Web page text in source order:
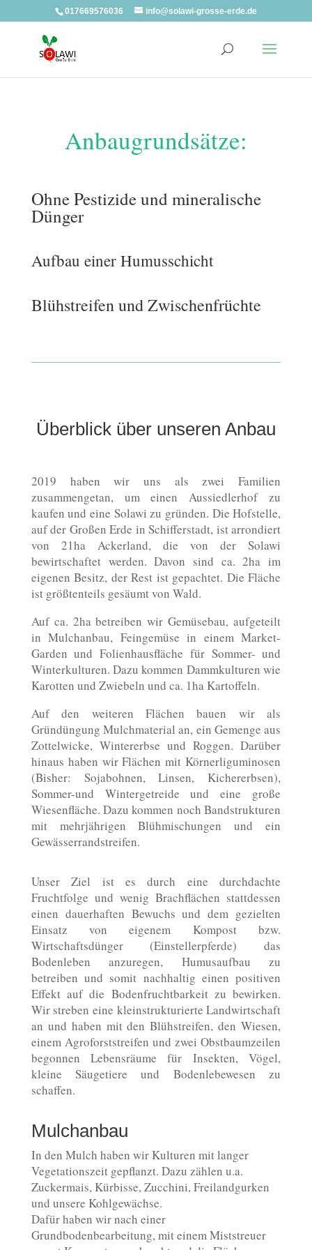
017669576036 info@solawi-grosse-erde.de
Anbaugrundsätze:
Ohne Pestizide und mineralische
Dünger
Aufbau einer Humusschicht
Blühstreifen und Zwischenfrüchte
Überblick über unseren Anbau
2019 haben wir uns als zwei Familien
zusammengetan, um einen Aussiedlerhof zu
kaufen und eine Solawi zu gründen. Die Hofstelle,
auf der Großen Erde in Schifferstadt, ist arrondiert
von 21ha Ackerland, die von der Solawi
bewirtschaftet werden. Davon sind ca. 2ha im
eigenen Besitz, der Rest ist gepachtet. Die Fläche
ist größtenteils gesäumt von Wald.
Auf ca. 2ha betreiben wir Gemüsebau, aufgeteilt
in Mulchanbau, Feingemüse in einem Market-
Garden und Folienhausfläche für Sommer- und
Winterkulturen. Dazu kommen Dammkulturen wie
Karotten und Zwiebeln und ca. 1ha Kartoffeln.
Auf den weiteren Flächen bauen wir als
Gründüngung Mulchmaterial an, ein Gemenge aus
Zottelwicke, Wintererbse und Roggen. Darüber
hinaus haben wir Flächen mit Körnerliguminosen
(Bisher: Sojabohnen, Linsen, Kichererbsen),
Sommer-und Wintergetreide und eine große
Wiesenfläche. Dazu kommen noch Bandstrukturen
mit mehrjährigen Blühmischungen und ein
Gewässerrandstreifen.
Unser Ziel ist es durch eine durchdachte
Fruchtfolge und wenig Brachflächen stattdessen
einen dauerhaften Bewuchs und dem gezielten
Einsatz von eigenem Kompost bzw.
Wirtschaftsdünger (Einstellerpferde) das
Bodenleben anzuregen, Humusaufbau zu
betreiben und somit nachhaltig einen positiven
Effekt auf die Bodenfruchtbarkeit zu bewirken.
Wir streben eine kleinstrukturierte Landwirtschaft
an und haben mit den Blühstreifen, den Wiesen,
einem Agroforststreifen und zwei Obstbaumzeilen
begonnen Lebensräume für Insekten, Vögel,
kleine Säugetiere und Bodenlebewesen zu
schaffen.
Mulchanbau
In den Mulch haben wir Kulturen mit langer
Vegetationszeit gepflanzt. Dazu zählen u.a.
Zuckermais, Kürbisse, Zucchini, Freilandgurken
und unsere Kohlgewächse.
Dafür haben wir nach einer
Grundbodenbearbeitung, mit einem Miststreuer